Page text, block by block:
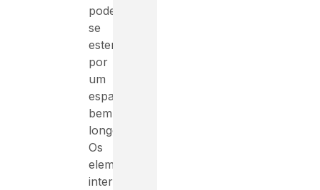
podendo
se
estender
por
um
espaço
bem
longo.
Os
elementos
internos